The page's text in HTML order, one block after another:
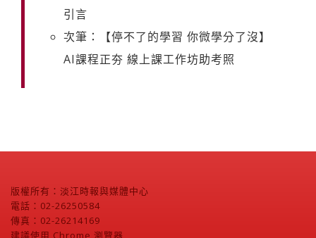
引言
次筆：【停不了的學習 你微學分了沒】
AI課程正夯 線上課工作坊助考照
版權所有：淡江時報與媒體中心
電話：02-26250584
傳真：02-26214169
建議使用 Chrome 瀏覽器